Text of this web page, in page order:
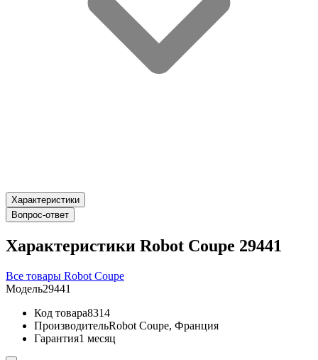
Характеристики
Вопрос-ответ
Характеристики Robot Coupe 29441
Все товары Robot Coupe
Модель29441
Код товара8314
ПроизводительRobot Coupe, Франция
Гарантия1 месяц